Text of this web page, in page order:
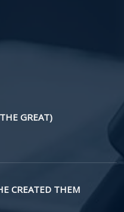
GREAT)
CREATED THEM